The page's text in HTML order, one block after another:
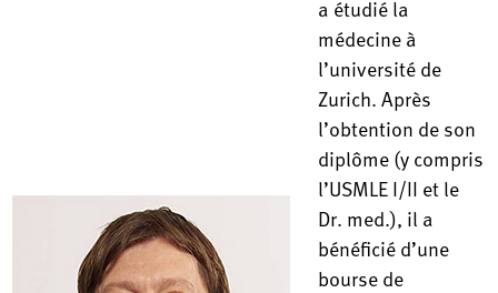
a étudié la
médecine à
l’université de
Zurich. Après
l’obtention de son
diplôme (y compris
l’USMLE I/II et le
Dr. med.), il a
bénéficié d’une
bourse de